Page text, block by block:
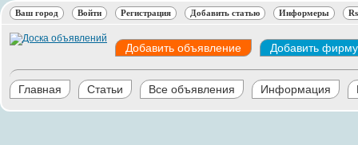
Ваш город Войти Регистрация Добавить статью Информеры
Добавить объявление Добавить фирму
Главная Статьи Все объявления Информация